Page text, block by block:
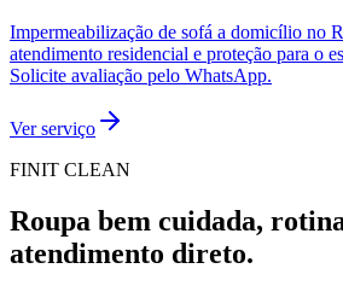
Impermeabilização de sofá a domicílio no
atendimento residencial e proteção para o
Solicite avaliação pelo WhatsApp.
Ver serviço
FINIT CLEAN
Roupa bem cuidada,
atendimento direto.